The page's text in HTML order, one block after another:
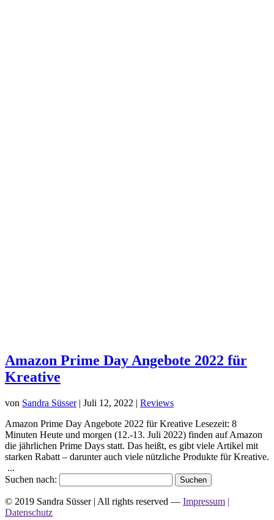
Amazon Prime Day Angebote 2022 für
Kreative
von Sandra Süsser| Juli 12, 2022 | Reviews
Amazon Prime Day Angebote 2022 für Kreative Lesezeit: 8
Minuten Heute und morgen (12.-13. Juli 2022) finden auf Amazon
die jährlichen Prime Days statt. Das heißt, es gibt viele Artikel mit
starken Rabatt – darunter auch viele nützliche Produkte für Kreative.
...
Suchen nach:
© 2019 Sandra Süsser | All rights reserved — Impressum |
Datenschutz